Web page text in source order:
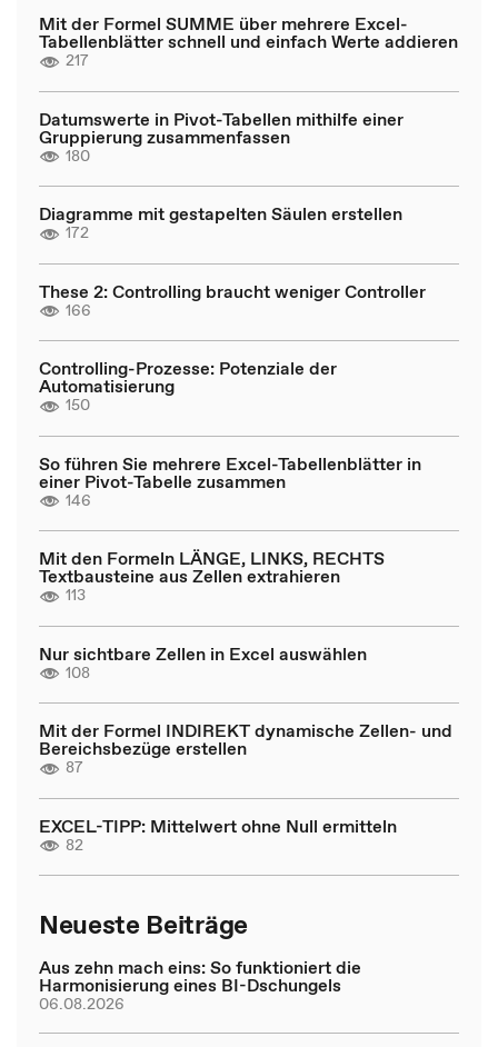
Mit der Formel SUMME über mehrere Excel-
Tabellenblätter schnell und einfach Werte addieren
217
Datumswerte in Pivot-Tabellen mithilfe einer
Gruppierung zusammenfassen
180
Diagramme mit gestapelten Säulen erstellen
172
These 2: Controlling braucht weniger Controller
166
Controlling-Prozesse: Potenziale der
Automatisierung
150
So führen Sie mehrere Excel-Tabellenblätter in
einer Pivot-Tabelle zusammen
146
Mit den Formeln LÄNGE, LINKS, RECHTS
Textbausteine aus Zellen extrahieren
113
Nur sichtbare Zellen in Excel auswählen
108
Mit der Formel INDIREKT dynamische Zellen- und
Bereichsbezüge erstellen
87
EXCEL-TIPP: Mittelwert ohne Null ermitteln
82
Neueste Beiträge
Aus zehn mach eins: So funktioniert die
Harmonisierung eines BI-Dschungels
06.08.2026